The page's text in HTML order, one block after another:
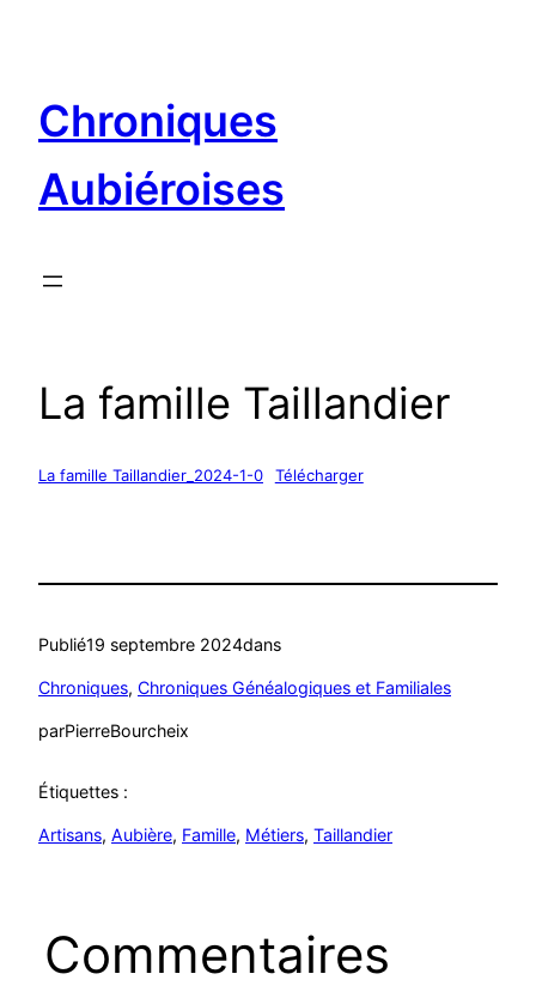
Chroniques
Aubiéroises
La famille Taillandier
La famille Taillandier_2024-1-0 Télécharger
Publié19 septembre 2024dans
Chroniques, Chroniques Généalogiques et Familiales
parPierreBourcheix
Étiquettes :
Artisans, Aubière, Famille, Métiers, Taillandier
Commentaires